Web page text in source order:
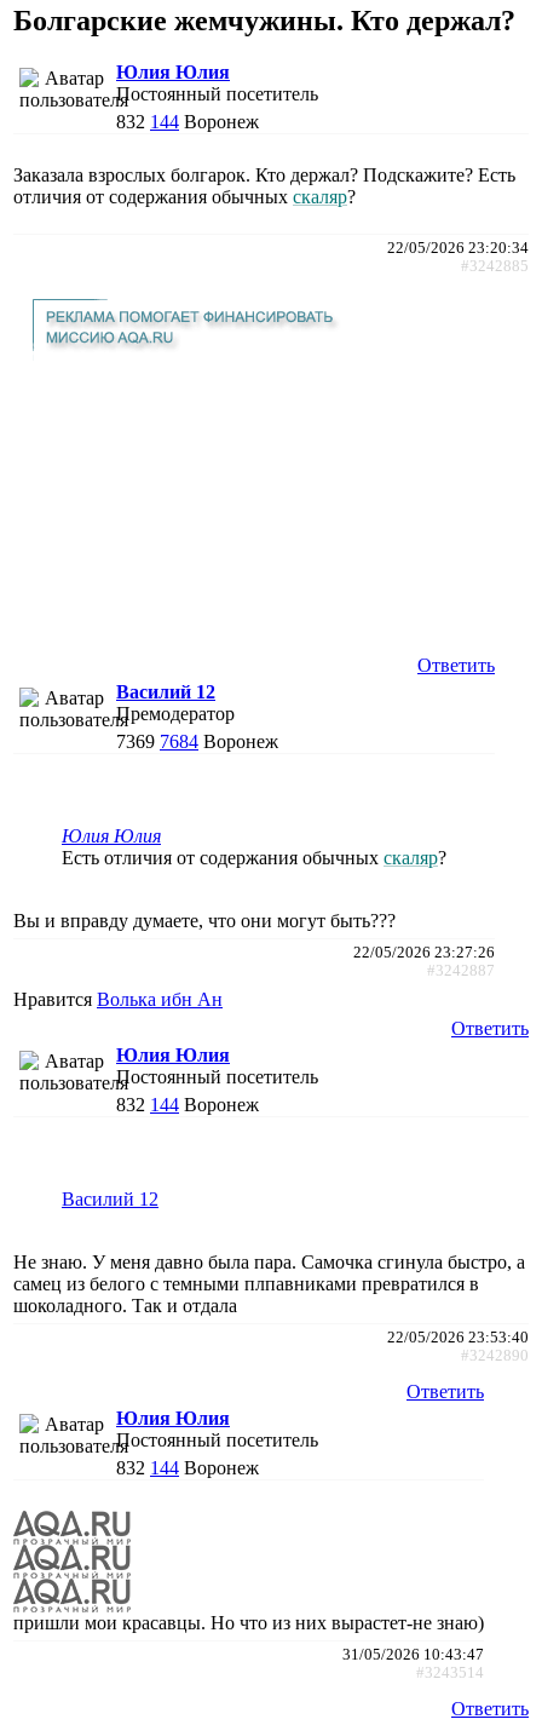
Болгарские жемчужины. Кто держал?
Юлия Юлия
Постоянный посетитель
832 144 Воронеж
Заказала взрослых болгарок. Кто держал? Подскажите? Есть
отличия от содержания обычных скаляр?
22/05/2026 23:20:34
#3242885
Ответить
Василий 12
Премодератор
7369 7684 Воронеж
Юлия Юлия
Есть отличия от содержания обычных скаляр?
Вы и вправду думаете, что они могут быть???
22/05/2026 23:27:26
#3242887
Нравится Волька ибн Ан
Ответить
Юлия Юлия
Постоянный посетитель
832 144 Воронеж
Василий 12
Не знаю. У меня давно была пара. Самочка сгинула быстро, а
самец из белого с темными плпавниками превратился в
шоколадного. Так и отдала
22/05/2026 23:53:40
#3242890
Ответить
Юлия Юлия
Постоянный посетитель
832 144 Воронеж
пришли мои красавцы. Но что из них вырастет-не знаю)
31/05/2026 10:43:47
#3243514
Ответить